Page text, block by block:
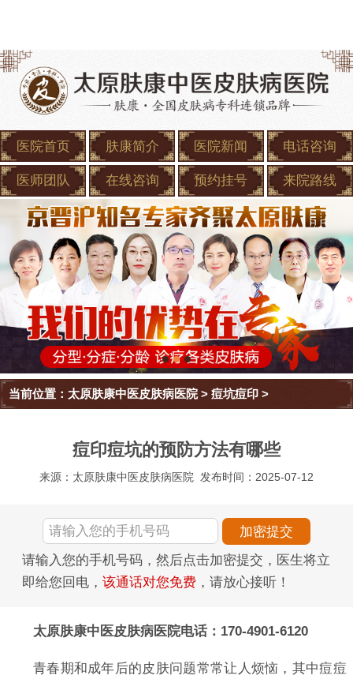
医院首页 肤康简介 医院新闻 电话咨询
医师团队 在线咨询 预约挂号 来院路线
当前位置： 太原肤康中医皮肤病医院>痘坑痘印 >
痘印痘坑的预防方法有哪些
来源：太原肤康中医皮肤病医院 发布时间：2025-07-12
请输入您的手机号码，然后点击加密提交，医生将立
即给您回电， 该通话对您免费 ，请放心接听！
太原肤康中医皮肤病医院电话：170-4901-6120
青春期和成年后的皮肤问题常常让人烦恼，其中痘痘